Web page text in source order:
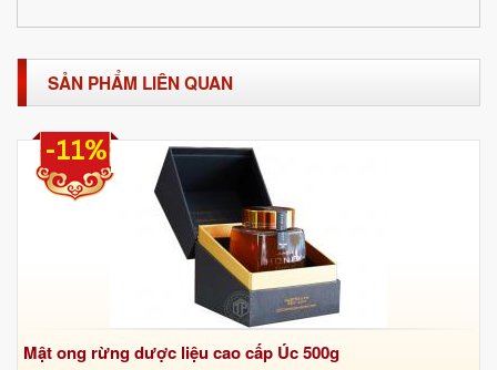
SẢN PHẨM LIÊN QUAN
Mật ong rừng dược liệu cao cấp Úc 500g
-11%